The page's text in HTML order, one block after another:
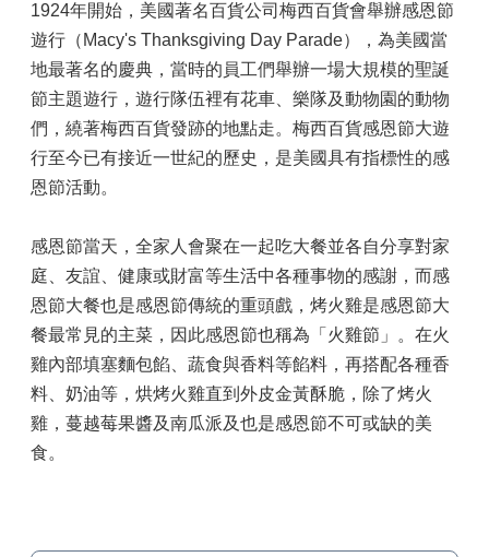
1924年開始，美國著名百貨公司梅西百貨會舉辦感恩節
遊行（Macy's Thanksgiving Day Parade），為美國當
地最著名的慶典，當時的員工們舉辦一場大規模的聖誕
節主題遊行，遊行隊伍裡有花車、樂隊及動物園的動物
們，繞著梅西百貨發跡的地點走。梅西百貨感恩節大遊
行至今已有接近一世紀的歷史，是美國具有指標性的感
恩節活動。
感恩節當天，全家人會聚在一起吃大餐並各自分享對家
庭、友誼、健康或財富等生活中各種事物的感謝，而感
恩節大餐也是感恩節傳統的重頭戲，烤火雞是感恩節大
餐最常見的主菜，因此感恩節也稱為「火雞節」。在火
雞內部填塞麵包餡、蔬食與香料等餡料，再搭配各種香
料、奶油等，烘烤火雞直到外皮金黃酥脆，除了烤火
雞，蔓越莓果醬及南瓜派及也是感恩節不可或缺的美
食。